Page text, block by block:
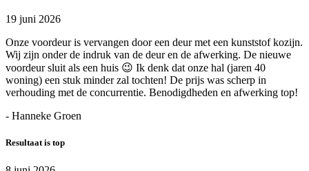
19 juni 2026
Onze voordeur is vervangen door een deur met een kunststof kozijn.
Wij zijn onder de indruk van de deur en de afwerking. De nieuwe
voordeur sluit als een huis 😉 Ik denk dat onze hal (jaren 40
woning) een stuk minder zal tochten! De prijs was scherp in
verhouding met de concurrentie. Benodigdheden en afwerking top!
- Hanneke Groen
Resultaat is top